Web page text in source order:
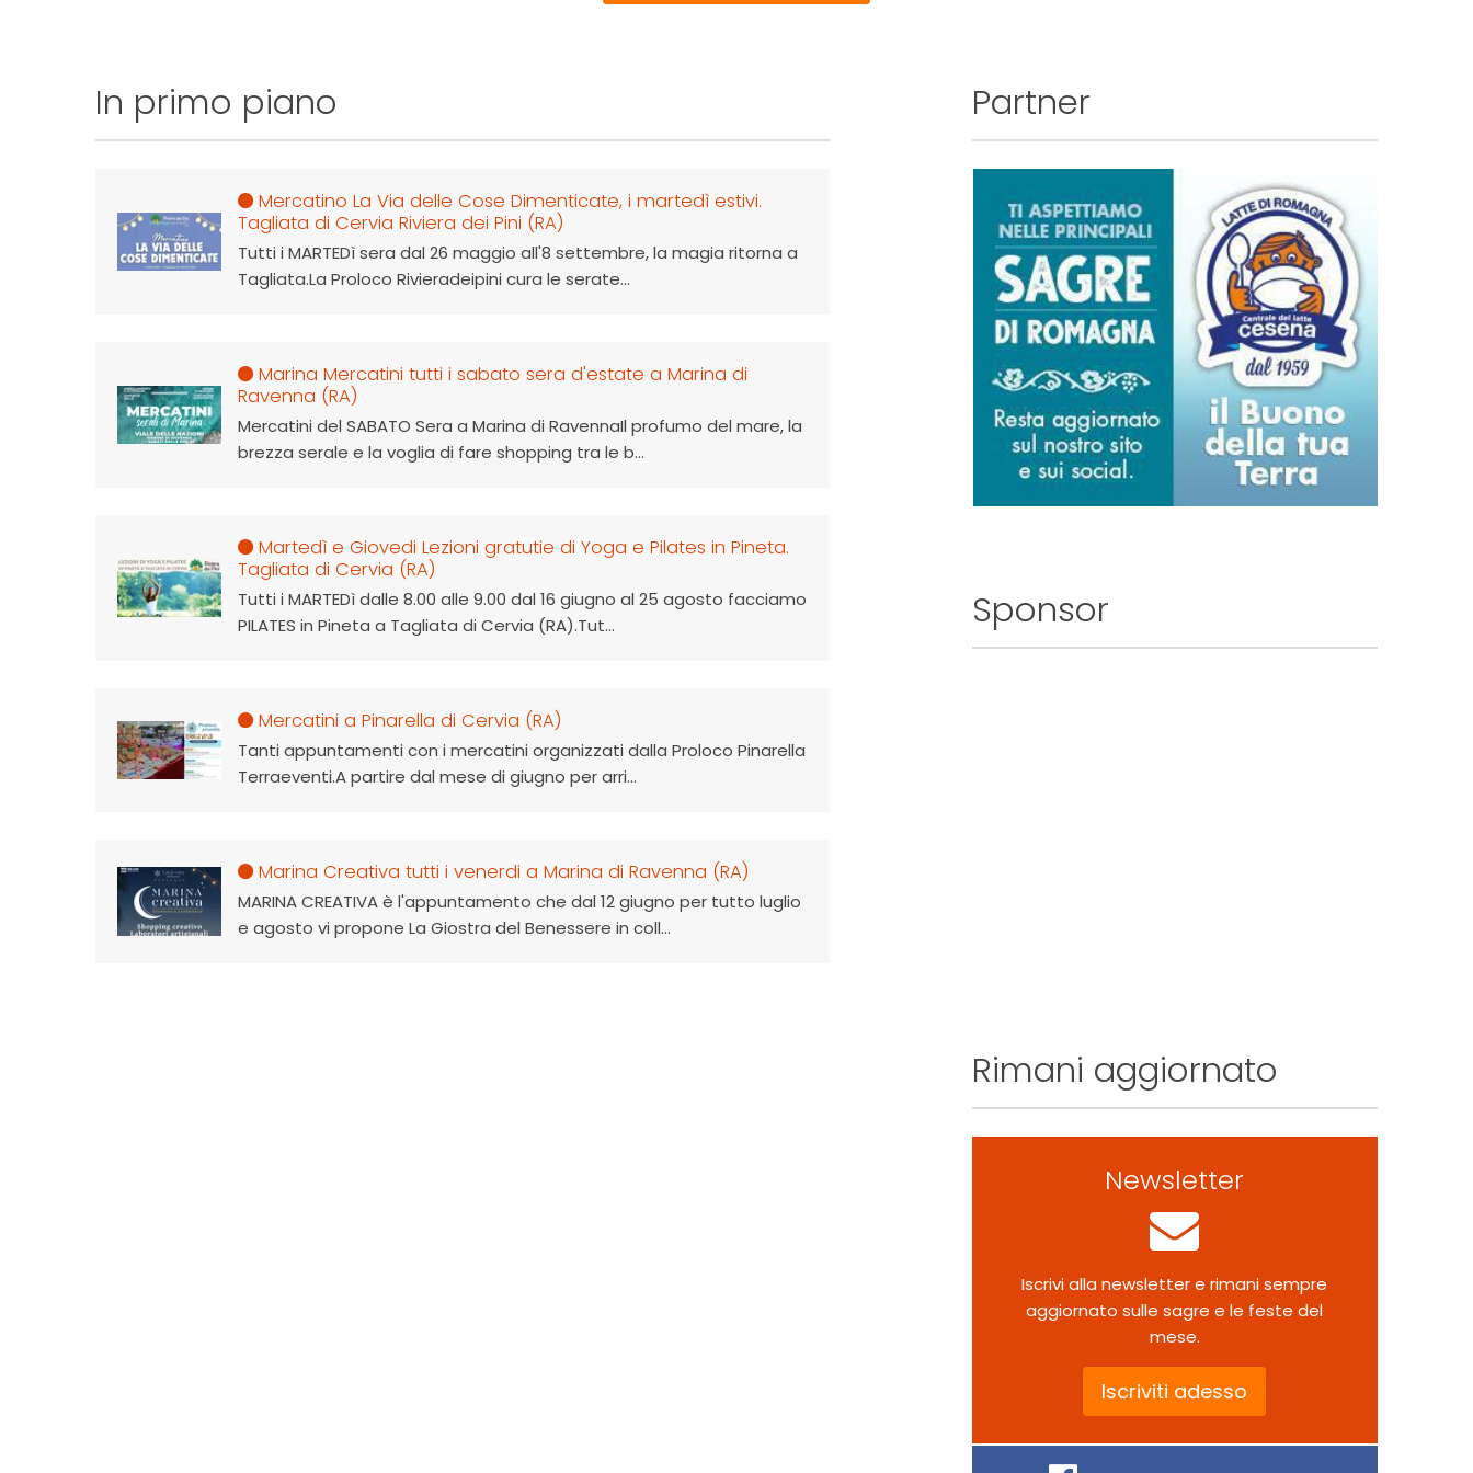
In primo piano
Mercatino La Via delle Cose Dimenticate, i martedì estivi.
Tagliata di Cervia Riviera dei Pini (RA)
Tutti i MARTEDì sera dal 26 maggio all'8 settembre, la magia ritorna a
Tagliata.La Proloco Rivieradeipini cura le serate...
Marina Mercatini tutti i sabato sera d'estate a Marina di
Ravenna (RA)
Mercatini del SABATO Sera a Marina di RavennaIl profumo del mare, la
brezza serale e la voglia di fare shopping tra le b...
Martedì e Giovedi Lezioni gratutie di Yoga e Pilates in Pineta.
Tagliata di Cervia (RA)
Tutti i MARTEDì dalle 8.00 alle 9.00 dal 16 giugno al 25 agosto facciamo
PILATES in Pineta a Tagliata di Cervia (RA).Tut...
Mercatini a Pinarella di Cervia (RA)
Tanti appuntamenti con i mercatini organizzati dalla Proloco Pinarella
Terraeventi.A partire dal mese di giugno per arri...
Marina Creativa tutti i venerdi a Marina di Ravenna (RA)
MARINA CREATIVA è l'appuntamento che dal 12 giugno per tutto luglio
e agosto vi propone La Giostra del Benessere in coll...
Partner
Sponsor
Rimani aggiornato
Newsletter
Iscrivi alla newsletter e rimani sempre
aggiornato sulle sagre e le feste del
mese.
Iscriviti adesso